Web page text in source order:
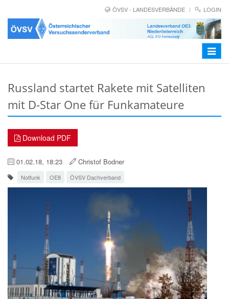
ÖVSV - LANDESVERBÄNDE LOGIN
Toggle
Russland startet Rakete mit Satelliten
mit D-Star One für Funkamateure
Download PDF
01.02.18, 18:23 Christof Bodner
Notfunk OE8 ÖVSV Dachverband